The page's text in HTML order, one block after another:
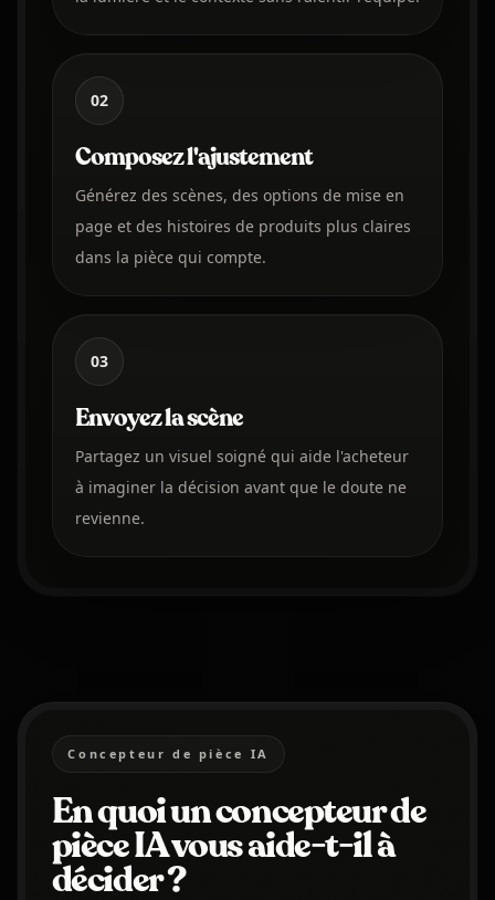
02
Composez l'ajustement
Générez des scènes, des options de mise en
page et des histoires de produits plus claires
dans la pièce qui compte.
03
Envoyez la scène
Partagez un visuel soigné qui aide l'acheteur
à imaginer la décision avant que le doute ne
revienne.
Concepteur de pièce IA
En quoi un concepteur de
pièce IA vous aide-t-il à
décider ?